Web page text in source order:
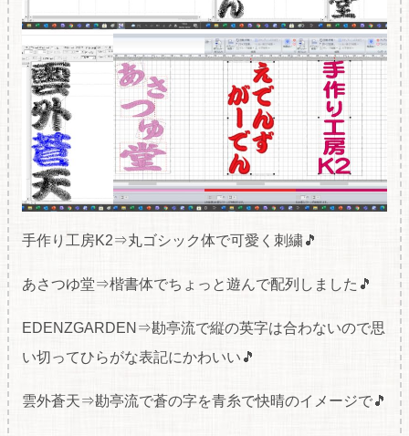
手作り工房K2⇒丸ゴシック体で可愛く刺繍🎵
あさつゆ堂⇒楷書体でちょっと遊んで配列しました🎵
EDENZGARDEN⇒勘亭流で縦の英字は合わないので思
い切ってひらがな表記にかわいい🎵
雲外蒼天⇒勘亭流で蒼の字を青糸で快晴のイメージで🎵